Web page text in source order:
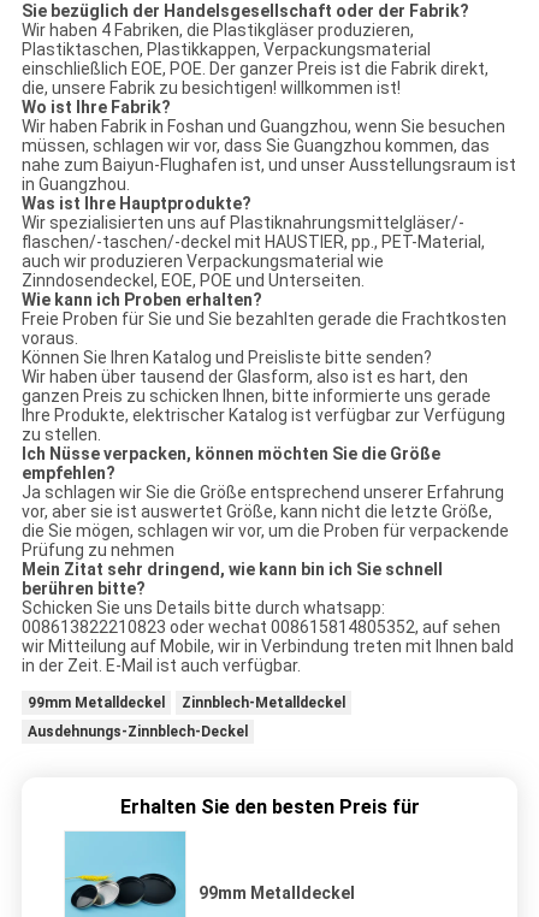
Sie bezüglich der Handelsgesellschaft oder der Fabrik?
Wir haben 4 Fabriken, die Plastikgläser produzieren,
Plastiktaschen, Plastikkappen, Verpackungsmaterial
einschließlich EOE, POE. Der ganzer Preis ist die Fabrik direkt,
die, unsere Fabrik zu besichtigen! willkommen ist!
Wo ist Ihre Fabrik?
Wir haben Fabrik in Foshan und Guangzhou, wenn Sie besuchen
müssen, schlagen wir vor, dass Sie Guangzhou kommen, das
nahe zum Baiyun-Flughafen ist, und unser Ausstellungsraum ist
in Guangzhou.
Was ist Ihre Hauptprodukte?
Wir spezialisierten uns auf Plastiknahrungsmittelgläser/-
flaschen/-taschen/-deckel mit HAUSTIER, pp., PET-Material,
auch wir produzieren Verpackungsmaterial wie
Zinndosendeckel, EOE, POE und Unterseiten.
Wie kann ich Proben erhalten?
Freie Proben für Sie und Sie bezahlten gerade die Frachtkosten
voraus.
Können Sie Ihren Katalog und Preisliste bitte senden?
Wir haben über tausend der Glasform, also ist es hart, den
ganzen Preis zu schicken Ihnen, bitte informierte uns gerade
Ihre Produkte, elektrischer Katalog ist verfügbar zur Verfügung
zu stellen.
Ich Nüsse verpacken, können möchten Sie die Größe
empfehlen?
Ja schlagen wir Sie die Größe entsprechend unserer Erfahrung
vor, aber sie ist auswertet Größe, kann nicht die letzte Größe,
die Sie mögen, schlagen wir vor, um die Proben für verpackende
Prüfung zu nehmen
Mein Zitat sehr dringend, wie kann bin ich Sie schnell
berühren bitte?
Schicken Sie uns Details bitte durch whatsapp:
008613822210823 oder wechat 008615814805352, auf sehen
wir Mitteilung auf Mobile, wir in Verbindung treten mit Ihnen bald
in der Zeit. E-Mail ist auch verfügbar.
99mm Metalldeckel
Zinnblech-Metalldeckel
Ausdehnungs-Zinnblech-Deckel
Erhalten Sie den besten Preis für
99mm Metalldeckel